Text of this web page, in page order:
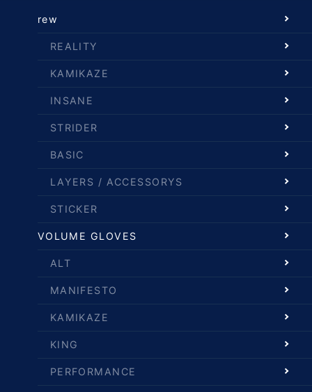
rew
REALITY
KAMIKAZE
INSANE
STRIDER
BASIC
LAYERS / ACCESSORYS
STICKER
VOLUME GLOVES
ALT
MANIFESTO
KAMIKAZE
KING
PERFORMANCE